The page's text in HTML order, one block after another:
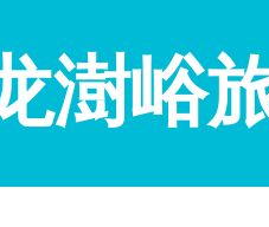
澍峪